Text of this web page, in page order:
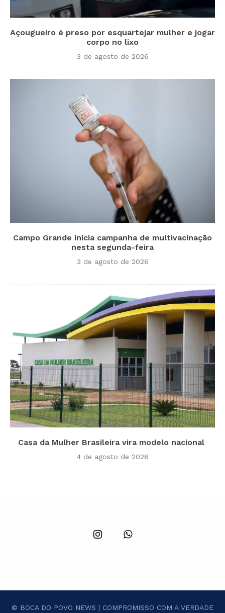
Açougueiro é preso por esquartejar mulher e jogar
corpo no lixo
3 de agosto de 2026
Campo Grande inicia campanha de multivacinação
nesta segunda-feira
3 de agosto de 2026
Casa da Mulher Brasileira vira modelo nacional
4 de agosto de 2026
© BOCA DO POVO NEWS | COMPROMISSO COM A VERDADE